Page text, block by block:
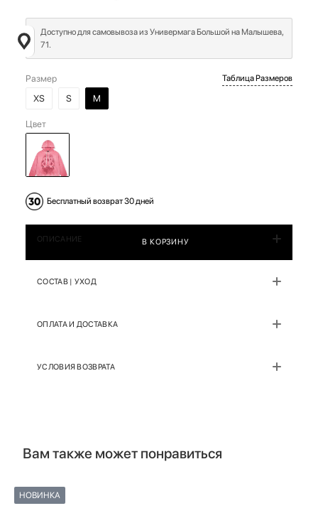
Доступно для самовывоза из Универмага Большой на Малышева,
71.
Размер
XS
S M
Таблица Размеров
Цвет
Бесплатный возврат 30 дней
В КОРЗИНУ
ОПИСАНИЕ
СОСТАВ | УХОД
ОПЛАТА И ДОСТАВКА
УСЛОВИЯ ВОЗВРАТА
Вам также может понравиться
НОВИНКА